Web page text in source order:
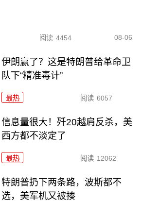
阅读 4454 08-06
伊朗赢了？这是特朗普给革命卫
队下“精准毒计”
最热 阅读 6057
信息量很大！歼20越肩反杀，美
西方都不淡定了
最热 阅读 12062
特朗普扔下两条路，波斯都不
选，美军机又被揍